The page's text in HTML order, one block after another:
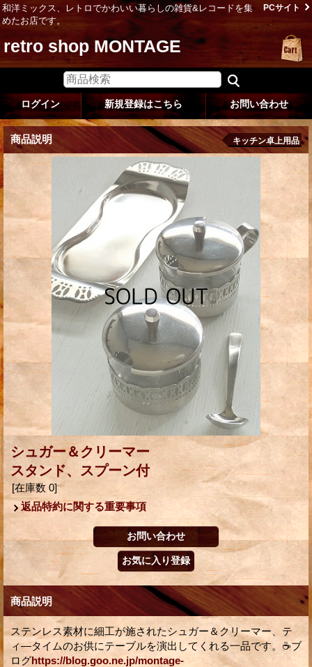
和洋ミックス、レトロでかわいい暮らしの雑貨&レコードを集
めたお店です。
PCサイト
retro shop MONTAGE
ログイン 新規登録はこちら お問い合わせ
商品説明 キッチン卓上用品
シュガー＆クリーマー
スタンド、スプーン付
[在庫数 0]
返品特約に関する重要事項
商品説明
ステンレス素材に細工が施されたシュガー＆クリーマー、テ
ィ―タイムのお供にテーブルを演出してくれる一品です。☕ブ
ログhttps://blog.goo.ne.jp/montage-